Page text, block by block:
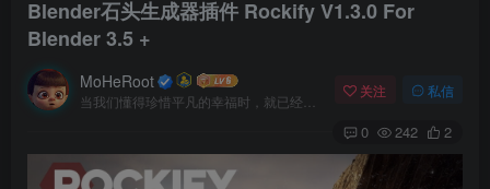
Blender石头生成器插件 Rockify V1.3.0 For
Blender 3.5 +
MoHeRoot 关注 私信
0 242 2